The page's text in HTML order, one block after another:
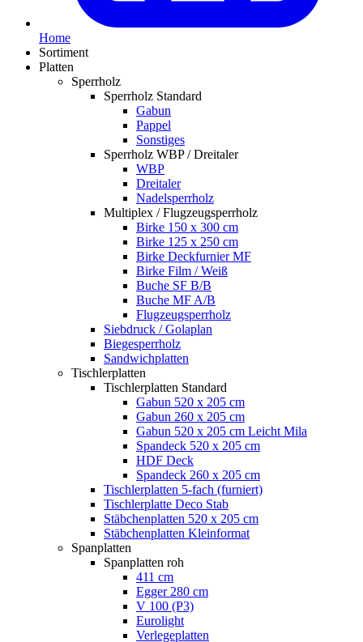
Home
Sortiment
Platten
Sperrholz
Sperrholz Standard
Gabun
Pappel
Sonstiges
Sperrholz WBP / Dreitaler
WBP
Dreitaler
Nadelsperrholz
Multiplex / Flugzeugsperrholz
Birke 150 x 300 cm
Birke 125 x 250 cm
Birke Deckfurnier MF
Birke Film / Weiß
Buche SF B/B
Buche MF A/B
Flugzeugsperrholz
Siebdruck / Golaplan
Biegesperrholz
Sandwichplatten
Tischlerplatten
Tischlerplatten Standard
Gabun 520 x 205 cm
Gabun 260 x 205 cm
Gabun 520 x 205 cm Leicht Mila
Spandeck 520 x 205 cm
HDF Deck
Spandeck 260 x 205 cm
Tischlerplatten 5-fach (furniert)
Tischlerplatte Deco Stab
Stäbchenplatten 520 x 205 cm
Stäbchenplatten Kleinformat
Spanplatten
Spanplatten roh
411 cm
Egger 280 cm
V 100 (P3)
Eurolight
Verlegeplatten